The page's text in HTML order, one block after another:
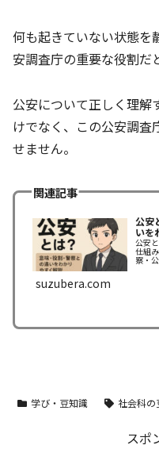
何も起きていない状態を
安調査庁の重要な役割だ
公安について正しく理解
けでなく、この公安調査
せません。
関連記事
公安
いを
公安
仕組
察・
suzubera.com
学び・豆知識 社会科の
スポ